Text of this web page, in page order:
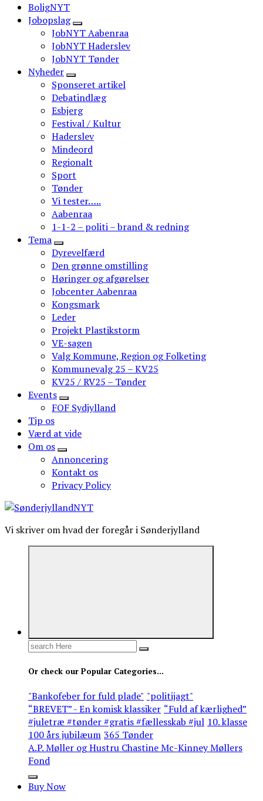
BoligNYT
Jobopslag
JobNYT Aabenraa
JobNYT Haderslev
JobNYT Tønder
Nyheder
Sponseret artikel
Debatindlæg
Esbjerg
Festival / Kultur
Haderslev
Mindeord
Regionalt
Sport
Tønder
Vi tester…..
Aabenraa
1-1-2 – politi – brand & redning
Tema
Dyrevelfærd
Den grønne omstilling
Høringer og afgørelser
Jobcenter Aabenraa
Kongsmark
Leder
Projekt Plastikstorm
VE-sagen
Valg Kommune, Region og Folketing
Kommunevalg 25 – KV25
KV25 / RV25 – Tønder
Events
FOF Sydjylland
Tip os
Værd at vide
Om os
Annoncering
Kontakt os
Privacy Policy
Vi skriver om hvad der foregår i Sønderjylland
Search
Or check our Popular Categories...
"Bankofeber for fuld plade" "politijagt"
“BREVET” - En komisk klassiker “Fuld af kærlighed”
#juletræ #tønder #gratis #fællesskab #jul 10. klasse
100 års jubilæum 365 Tønder
A.P. Møller og Hustru Chastine Mc-Kinney Møllers
Fond
Buy Now